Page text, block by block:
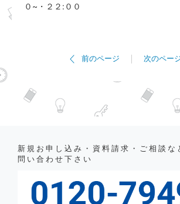
０~・２２:００
前のページ 次のペー
新規お申し込み・資料請求・ご相談な
問い合わせ下さい